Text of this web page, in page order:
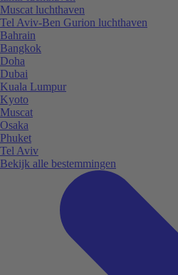
Muscat luchthaven
Tel Aviv-Ben Gurion luchthaven
Bahrain
Bangkok
Doha
Dubai
Kuala Lumpur
Kyoto
Muscat
Osaka
Phuket
Tel Aviv
Bekijk alle bestemmingen